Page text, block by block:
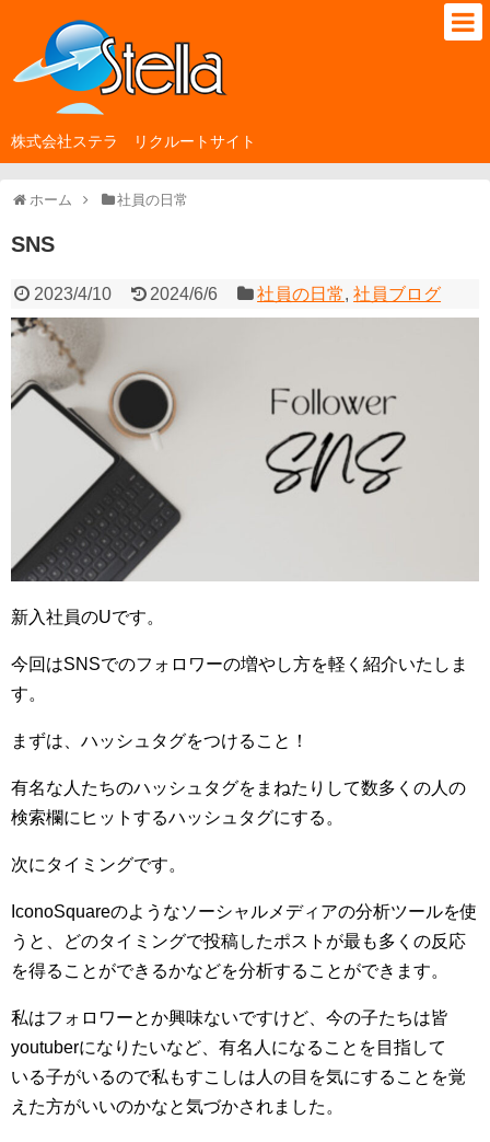
株式会社ステラ リクルートサイト
ホーム 社員の日常
SNS
2023/4/10 2024/6/6 社員の日常,社員ブログ
新入社員のUです。
今回はSNSでのフォロワーの増やし方を軽く紹介いたしま
す。
まずは、ハッシュタグをつけること！
有名な人たちのハッシュタグをまねたりして数多くの人の
検索欄にヒットするハッシュタグにする。
次にタイミングです。
IconoSquareのようなソーシャルメディアの分析ツールを使
うと、どのタイミングで投稿したポストが最も多くの反応
を得ることができるかなどを分析することができます。
私はフォロワーとか興味ないですけど、今の子たちは皆
youtuberになりたいなど、有名人になることを目指して
いる子がいるので私もすこしは人の目を気にすることを覚
えた方がいいのかなと気づかされました。